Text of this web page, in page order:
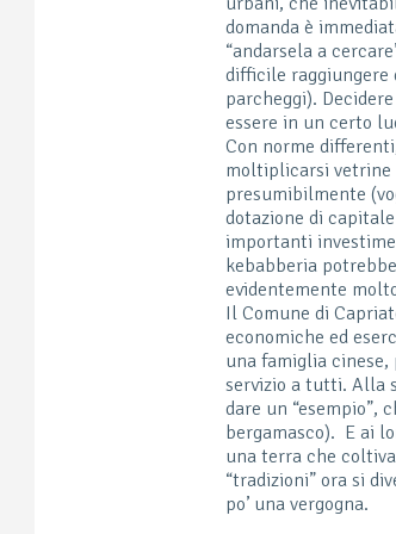
domanda è
“andarsela a
difficile raggiungere
parcheggi).
essere in un certo
Con norme
moltiplicarsi vetrine
presumibilmente
dotazione di
importanti
kebabberia
evidentemente
Il Comune di
economiche ed
una famiglia
servizio a tutti. Alla
dare un “esempio”,
bergamasco). E ai
una terra che
“tradizioni” ora si
po’ una vergogna.